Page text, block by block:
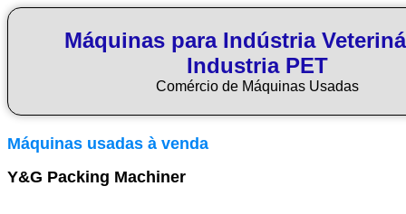
Máquinas para Indústria
Industria PET
Comércio de Máquinas Usadas
Máquinas usadas à venda
Y&G Packing Machiner